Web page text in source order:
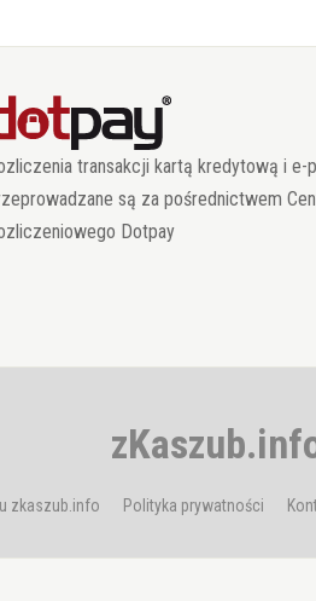
transakcji kartą kredytową i e-
są za pośrednictwem
Dotpay
zkaszub.info Polityka prywatności